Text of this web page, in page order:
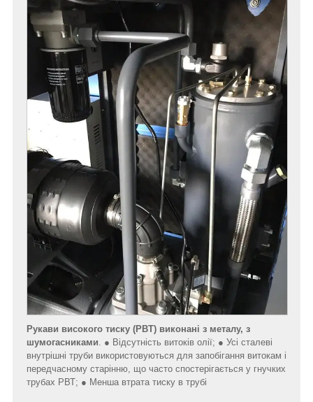
Рукави високого тиску (РВТ) виконані з металу, з
шумогасниками . ● Відсутність витоків олії; ● Усі сталеві
внутрішні труби використовуються для запобігання витокам і
передчасному старінню, що часто спостерігається у гнучких
трубах РВТ; ● Менша втрата тиску в трубі